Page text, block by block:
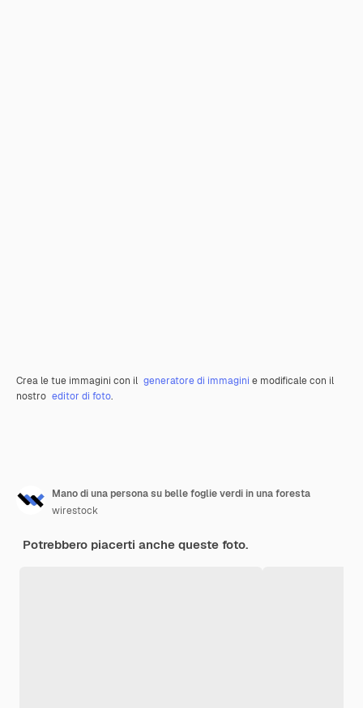
Crea le tue immagini con il generatore di immagini e modificale con il
nostro editor di foto.
Mano di una persona su belle foglie verdi in una foresta
wirestock
Potrebbero piacerti anche queste foto.